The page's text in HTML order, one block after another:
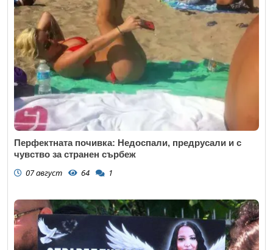
Перфектната почивка: Недоспали, предрусали и с
чувство за странен сърбеж
07 август 64 1